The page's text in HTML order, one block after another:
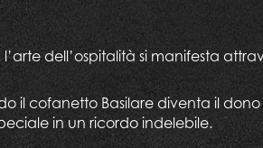
l’arte dell’ospitalità si manifesta
il cofanetto Basilare diventa il
in un ricordo indelebile.